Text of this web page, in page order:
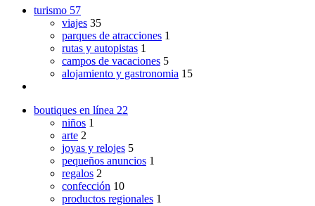
turismo 57
viajes 35
parques de atracciones 1
rutas y autopistas 1
campos de vacaciones 5
alojamiento y gastronomia 15
boutiques en línea 22
niños 1
arte 2
joyas y relojes 5
pequeños anuncios 1
regalos 2
confección 10
productos regionales 1